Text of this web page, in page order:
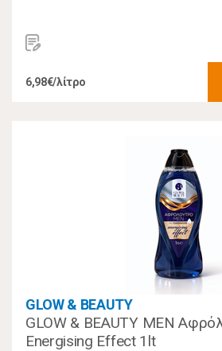
6,98€/λίτρο
GLOW & BEAUTY
GLOW & BEAUTY MEN
Energising Effect 1lt